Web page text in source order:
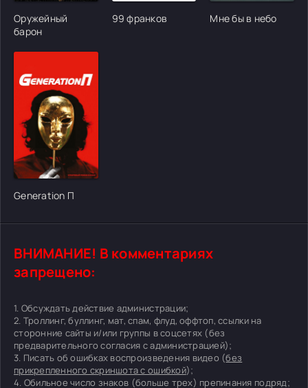
Оружейный
барон
99 франков Мне бы в небо
Generation П
ВНИМАНИЕ! В комментариях
запрещено:
1. Обсуждать действие администрации;
2. Троллинг, буллинг, мат, спам, флуд, оффтоп, ссылки на
сторонние сайты и/или группы в соцсетях (без
предварительного согласия с администрацией);
3. Писать об ошибках воспроизведения видео (без
прикрепленного скриншота с ошибкой);
4. Обильное число знаков (больше трех) препинания подряд;